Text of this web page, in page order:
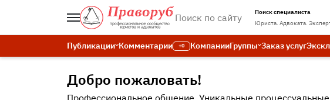
Поиск специалиста
Юриста. Адвоката.
Публикации Комментарии +0 КомпанииГруппы Заказ услуг
Добро пожаловать!
Профессиональное общение. Уникальные процессуальные